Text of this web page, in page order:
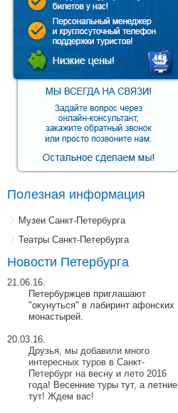
Полезная информация
Музеи Санкт-Петербурга
Театры Санкт-Петербурга
Новости Петербурга
21.06.16.
Петербуржцев приглашают
"окунуться" в лабиринт афонских
монастырей.
20.03.16.
Друзья, мы добавили много
интересных туров в Санкт-
Петербург на весну и лето 2016
года! Весенние туры тут, а летние
тут! Ждем вас!